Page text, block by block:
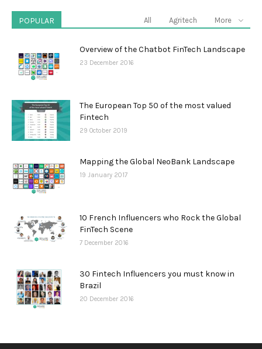
POPULAR All Agritech More
Overview of the Chatbot FinTech Landscape
23 December 2016
The European Top 50 of the most valued
Fintech
29 October 2019
Mapping the Global NeoBank Landscape
19 January 2017
10 French Influencers who Rock the Global
FinTech Scene
7 December 2016
30 Fintech Influencers you must know in
Brazil
20 December 2016